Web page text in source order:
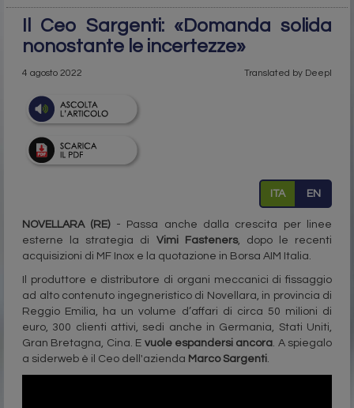
Il Ceo Sargenti: «Domanda solida
nonostante le incertezze»
4 agosto 2022 Translated by Deepl
ITA EN
NOVELLARA (RE)- Passa anche dalla crescita per linee
esterne la strategia di Vimi Fasteners, dopo le recenti
acquisizioni di MF Inox e la quotazione in Borsa AIM Italia.
Il produttore e distributore di organi meccanici di fissaggio
ad alto contenuto ingegneristico di Novellara, in provincia di
Reggio Emilia, ha un volume d’affari di circa 50 milioni di
euro, 300 clienti attivi, sedi anche in Germania, Stati Uniti,
Gran Bretagna, Cina. E vuole espandersi ancora. A spiegalo
a siderweb è il Ceo dell'azienda Marco Sargenti.